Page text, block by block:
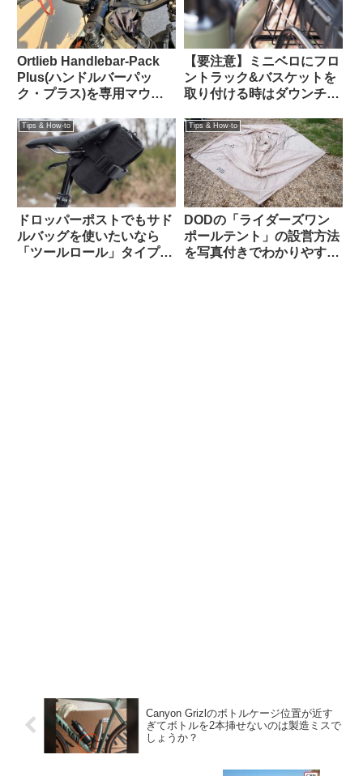
Ortlieb Handlebar-Pack
Plus(ハンドルバーパッ
ク・プラス)を専用マウン
クに置いてみた
【要注意】ミニベロにフロ
ントラック&バスケットを
取り付ける時はダウンチュ
ルを切って確認すべし
Tips & How-to
ドロッパーポストでもサド
ルバッグを使いたいなら
「ツールロール」タイプも
Tips & How-to
DODの「ライダーズワン
ポールテント」の設営方法
を写真付きでわかりやすく
Canyon Grizlのボトルケージ位置が近す
ぎてボトルを2本挿せないのは製造ミスで
しょうか？